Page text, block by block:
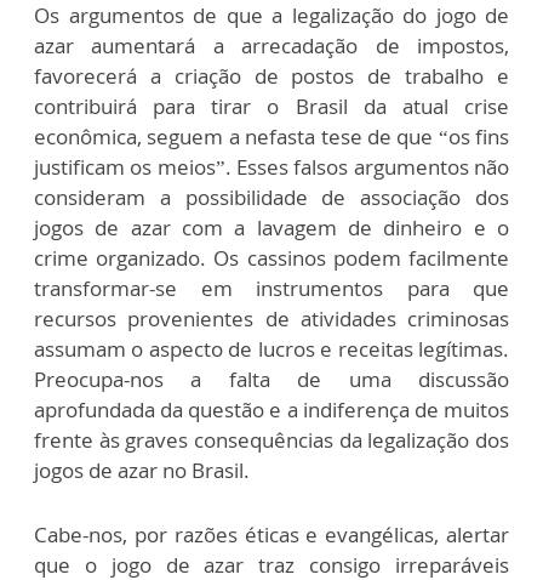
Os argumentos de que a legalização do jogo de
azar aumentará a arrecadação de impostos,
favorecerá a criação de postos de trabalho e
contribuirá para tirar o Brasil da atual crise
econômica, seguem a nefasta tese de que “os fins
justificam os meios”. Esses falsos argumentos não
consideram a possibilidade de associação dos
jogos de azar com a lavagem de dinheiro e o
crime organizado. Os cassinos podem facilmente
transformar-se em instrumentos para que
recursos provenientes de atividades criminosas
assumam o aspecto de lucros e receitas legítimas.
Preocupa-nos a falta de uma discussão
aprofundada da questão e a indiferença de muitos
frente às graves consequências da legalização dos
jogos de azar no Brasil.
Cabe-nos, por razões éticas e evangélicas, alertar
que o jogo de azar traz consigo irreparáveis